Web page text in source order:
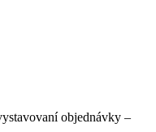
objednávky –